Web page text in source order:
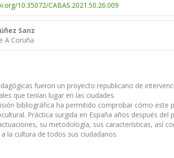
10.35072/CABAS.2021.50.26.009
Sanz
A Coruña
fueron un proyecto republicano de
que tenían lugar en las ciudades.
bibliográfica ha permitido comprobar cómo
Práctica surgida en España años después
su metodología, sus características, así
la cultura de todos sus ciudadanos.